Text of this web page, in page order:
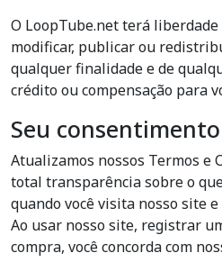
O LoopTube.net terá liberdade
modificar, publicar ou
qualquer finalidade e de
crédito ou compensação para
Seu consentimento
Atualizamos nossos Termos e
total transparência sobre o
quando você visita nosso site
Ao usar nosso site, registrar
compra, você concorda com